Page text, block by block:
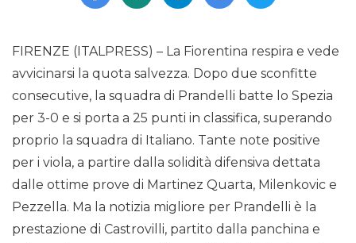
FIRENZE (ITALPRESS) – La Fiorentina respira e vede
avvicinarsi la quota salvezza. Dopo due sconfitte
consecutive, la squadra di Prandelli batte lo Spezia
per 3-0 e si porta a 25 punti in classifica, superando
proprio la squadra di Italiano. Tante note positive
per i viola, a partire dalla solidità difensiva dettata
dalle ottime prove di Martinez Quarta, Milenkovic e
Pezzella. Ma la notizia migliore per Prandelli è la
prestazione di Castrovilli, partito dalla panchina e